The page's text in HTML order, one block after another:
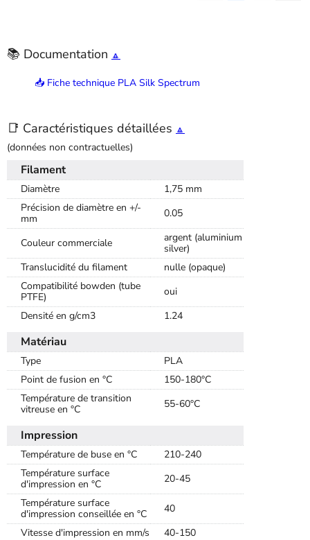
📚 Documentation 🔼
📥 Fiche technique PLA Silk Spectrum
📑 Caractéristiques détaillées 🔼
(données non contractuelles)
Filament
Diamètre
1,75 mm
Précision de diamètre en +/-
mm
0.05
Couleur commerciale
argent (aluminium
silver)
Translucidité du filament
nulle (opaque)
Compatibilité bowden (tube
PTFE)
oui
Densité en g/cm3
1.24
Matériau
Type
PLA
Point de fusion en °C
150-180°C
Température de transition
vitreuse en °C
55-60°C
Impression
Température de buse en °C
210-240
Température surface
d'impression en °C
20-45
Température surface
d'impression conseillée en °C
40
Vitesse d'impression en mm/s
40-150